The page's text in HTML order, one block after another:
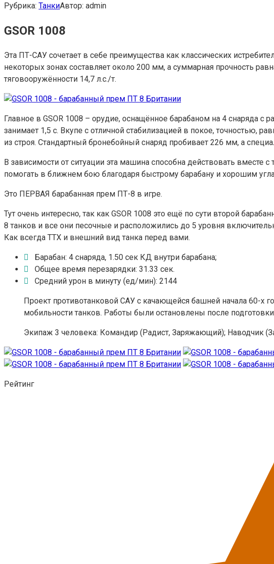
Рубрика: ТанкиАвтор: admin
GSOR 1008
Эта ПТ-САУ сочетает в себе преимущества как классических
некоторых зонах составляет около 200 мм, а суммарная прочность
тяговооружённости 14,7 л.с./т.
Главное в GSOR 1008 – орудие, оснащённое барабаном на 4 снаряда с
занимает 1,5 с. Вкупе с отличной стабилизацией в покое, точностью,
из строя. Стандартный бронебойный снаряд пробивает 226 мм, а
В зависимости от ситуации эта машина способна действовать вместе
помогать в ближнем бою благодаря быстрому барабану и хорошим
Это ПЕРВАЯ барабанная прем ПТ-8 в игре.
Тут очень интересно, так как GSOR 1008 это ещё по сути второй
8 танков и все они песочные и расположились до 5 уровня
Как всегда ТТХ и внешний вид танка перед вами.
Барабан: 4 снаряда, 1.50 сек КД внутри барабана;
Общее время перезарядки: 31.33 сек.
Средний урон в минуту (ед/мин): 2144
Проект противотанковой САУ с качающейся башней начала 60-х
мобильности танков. Работы были остановлены после
Экипаж 3 человека: Командир (Радист, Заряжающий); Наводчик
Рейтинг